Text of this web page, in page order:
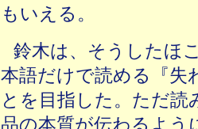
もいえる。
鈴木は、そうしたほ
本語だけで読める『失
とを目指した。ただ
品の本質が伝わるよう